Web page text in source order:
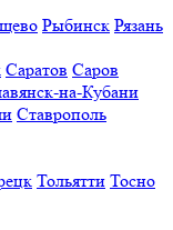
Рыбинск Рязань
Саратов Саров
на-Кубани
Ставрополь
Тольятти Тосно